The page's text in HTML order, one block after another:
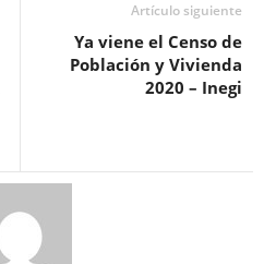
Artículo siguiente
Ya viene el Censo de
Población y Vivienda
2020 – Inegi